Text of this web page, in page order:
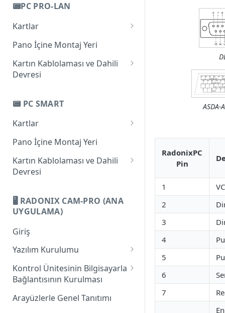
📟PC PRO-LAN
Kartlar
Giriş
PC-Pro LAN 2A
PC-Pro LAN 3AS
Pano İçine Montaj Yeri
Kartın Kablolaması ve Dahili
Devresi
Güç Beslemesi
Dijital Girişler
Dijital Çıkışlar
Analog Çıkışlar ve Geniş Bant
Modülasyonu
Pinlerin Eksenlerle İlgili İşlevi
Handwheel ve Seri Bağlantı
Router Kablolamasına Genel
Bakış
📟 PC SMART
Kartlar
Giriş
PC-Smart 3AS
PC-Smart 4A
Pano İçine Montaj Yeri
Kartın Kablolaması ve Dahili
Devresi
Güç Beslemesi
Analog Çıkışlar ve Geniş Bant
🖥️ RADONIX CAM-PRO (ANA
UYGULAMA)
Giriş
Yazılım Kurulumu
1. Microsoft .NET Framework 4
Client Profile Yazılımının
Kurulumu
2. Microsoft XNA Framework
Kontrol Ünitesinin Bilgisayarla
Bağlantısının Kurulması
IP Tanımlama
Arayüzlerle Genel Tanıtımı
ASDA-
RadonixPC
Pin
1
2
3
4
5
6
7